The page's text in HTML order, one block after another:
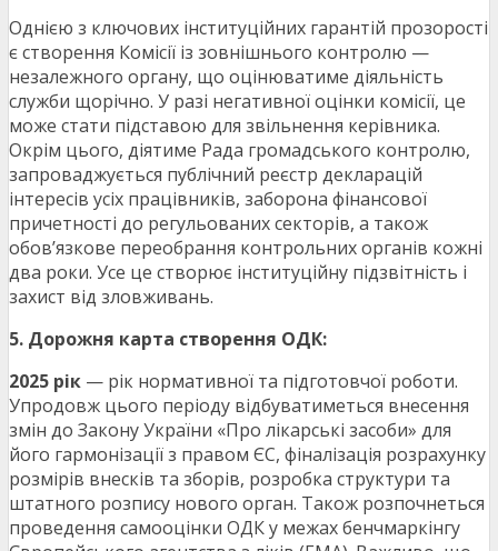
Однією з ключових інституційних гарантій прозорості
є створення Комісії із зовнішнього контролю —
незалежного органу, що оцінюватиме діяльність
служби щорічно. У разі негативної оцінки комісії, це
може стати підставою для звільнення керівника.
Окрім цього, діятиме Рада громадського контролю,
запроваджується публічний реєстр декларацій
інтересів усіх працівників, заборона фінансової
причетності до регульованих секторів, а також
обов’язкове переобрання контрольних органів кожні
два роки. Усе це створює інституційну підзвітність і
захист від зловживань.
5. Дорожня карта створення ОДК:
2025 рік — рік нормативної та підготовчої роботи.
Упродовж цього періоду відбуватиметься внесення
змін до Закону України «Про лікарські засоби» для
його гармонізації з правом ЄС, фіналізація розрахунку
розмірів внесків та зборів, розробка структури та
штатного розпису нового орган. Також розпочнеться
проведення самооцінки ОДК у межах бенчмаркінгу